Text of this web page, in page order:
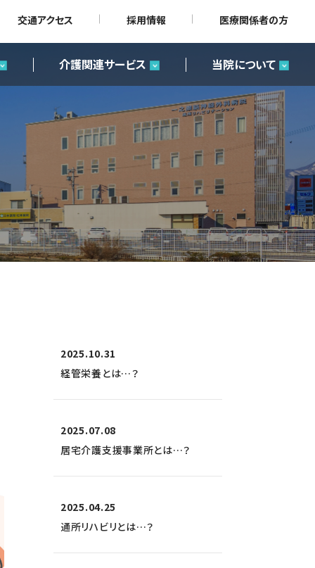
交通アクセス 採用情報 医療関係者の方
介護関連サービス 当院について
2025.10.31
経管栄養とは…？
2025.07.08
居宅介護支援事業所とは…？
2025.04.25
通所リハビリとは…？